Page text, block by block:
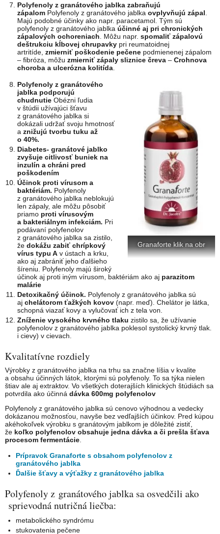
Polyfenoly z granátového jablka zabraňujú
zápalom Polyfenoly z granátového jablkaovplyvňujú zápal.
Majú podobné účinky ako napr. paracetamol. Tým sú
polyfenoly z granátového jablkaúčinné aj pri chronických
zápalových ochoreniach. Môžu napr.spomaliť zápalovú
deštrukciu kĺbovej chrupavky pri reumatoidnej
artritíde,zmierniť poškodenie pečene podmienenej zápalom
– fibróza, môžuzmierniť zápaly sliznice čreva –Crohnova
choroba a ulcerózna kolitída.
Granaforte klik na obr
Polyfenoly z granátového
jablka podporujú
chudnutieObézni ľudia
v štúdii užívajúci šťavu
z granátového jablka si
dokázali udržať svoju hmotnosť
aznižujú tvorbu tuku až
o 40%.
Diabetes- granátové jablko
zvyšuje citlivosť buniek na
inzulín a chráni pred
poškodením
Účinok proti vírusom a
baktériám. Polyfenoly
z granátového jablka neblokujú
len zápaly, ale môžu pôsobiť
priamo proti vírusovým
a bakteriálnym infekciám. Pri
podávaní polyfenolov
z granátového jablka sa zistilo,
žedokážu zabiť chrípkový
vírus typu Av ústach a krku,
ako aj zabrániť jeho ďalšieho
šíreniu. Polyfenoly majú široký
účinok aj proti iným vírusom, baktériám ako aj parazitom
malárie
Detoxikačný účinok. Polyfenoly z granátového jablka sú
ajchelátorom ťažkých kovov (napr. meď). Chelátor je látka,
schopná viazať kovy a vylučovať ich z tela von.
Zníženie vysokého krvného tlakuzistilo sa, že užívanie
polyfenolov z granátového jablka poklesol systolický krvný tlak.
i cievy) v cievach.
Kvalitatívne rozdiely
Výrobky z granátového jablka na trhu sa značne líšia v kvalite
a obsahu účinných látok, ktorými sú polyfenoly. To sa týka nielen
štiav ale aj extraktov. Vo všetkých doterajších klinických štúdiách sa
potvrdila ako účinná dávka 600mg polyfenolov
Polyfenoly z granátového jablka sú cenovo výhodnou a vedecky
dokázanou možnosťou, navyše bez vedľajších účinkov. Pred kúpou
akéhokoľvek výrobku s granátovým jablkom je dôležité zistiť,
že koľko polyfenolov obsahuje jedna dávka a či prešla šťava
procesom fermentácie.
Prípravok Granaforte s obsahom polyfenolov z
granátového jablka
Ďalšie šťavy a výťažky z granátového jablka
Polyfenoly z granátového jablka sa osvedčili ako
sprievodná nutričná liečba:
metabolického syndrómu
stukovatenia pečene